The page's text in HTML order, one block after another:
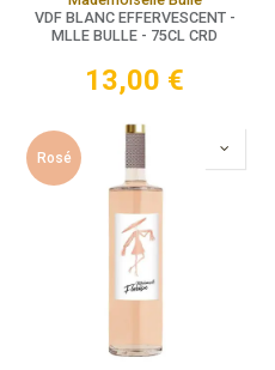
VDF BLANC EFFERVESCENT -
MLLE BULLE - 75CL CRD
13,00 €
Rosé